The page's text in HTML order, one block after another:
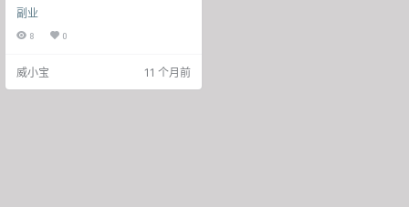
听起来就像是“我家有个鱼塘，鱼都
是我的”。 不过说真的，这玩意儿确
就是要有人设。这词说出来挺别扭
的，感觉像是在演戏。但没办法，
副业
8 0
威小宝 11 个月前